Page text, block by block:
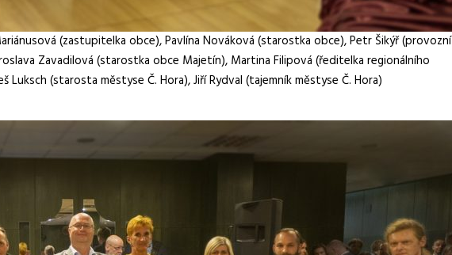
(zastupitelka obce), Pavlína Nováková (starostka obce), Petr Šikýř (provozní
Zavadilová (starostka obce Majetín), Martina Filipová (ředitelka regionálního
(starosta městyse Č. Hora), Jiří Rydval (tajemník městyse Č. Hora)